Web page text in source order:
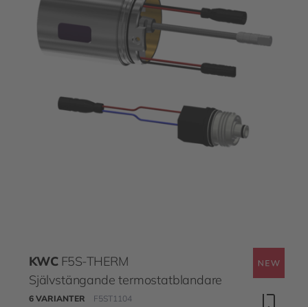
KWC F5S-THERM
Självstängande termostatblandare
6 VARIANTER F5ST1104